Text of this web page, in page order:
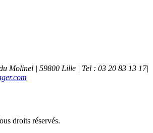
Molinel | 59800 Lille | Tel : 03 20 83 13 17|
droits réservés.